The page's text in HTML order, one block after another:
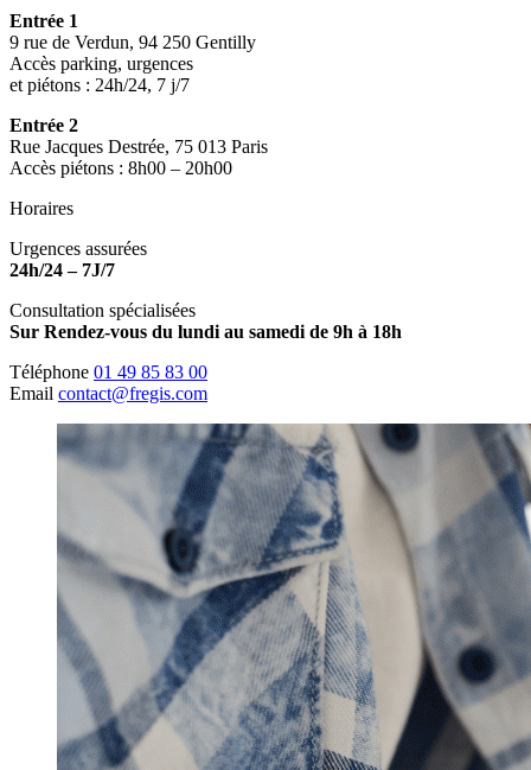
Entrée 1
9 rue de Verdun, 94 250 Gentilly
Accès parking, urgences
et piétons : 24h/24, 7 j/7
Entrée 2
Rue Jacques Destrée, 75 013 Paris
Accès piétons : 8h00 – 20h00
Horaires
Urgences assurées
24h/24 – 7J/7
Consultation spécialisées
Sur Rendez-vous du lundi au samedi de 9h à 18h
Téléphone 01 49 85 83 00
Email contact@fregis.com